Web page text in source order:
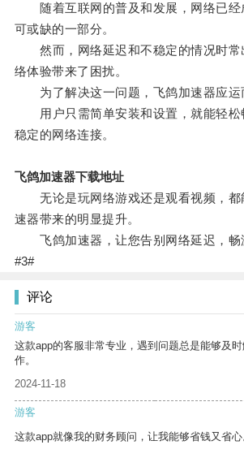
随着互联网的普及和发展，网络已经
可或缺的一部分。
然而，网络延迟和不稳定的情况时常
络体验带来了困扰。
为了解决这一问题，飞鸽加速器应运
用户只需简单安装和设置，就能轻松
稳定的网络连接。
飞鸽加速器下载地址
无论是玩网络游戏还是观看视频，都
速器带来的明显提升。
飞鸽加速器，让您告别网络延迟，畅
#3#
评论
游客
这款app的客服非常专业，遇到问题总是能够及
作。
2024-11-18
游客
这款app就像我的财务顾问，让我能够省钱又省心